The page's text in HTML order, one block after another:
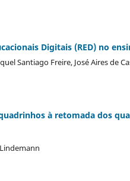
Digitais (RED) no
Santiago Freire, José Aires de
à retomada dos